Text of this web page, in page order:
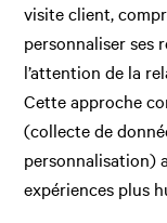
visite client,
personnaliser ses
l’attention de la
Cette approche
(collecte de
personnalisation)
expériences plus